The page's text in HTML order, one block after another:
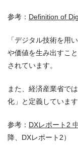
参考： Definition of
「デジタル技術を用
や価値を生み出すこ
されています。
また、経済産業省で
化」と定義しています
参考： DXレポート2
降、DXレポート2）